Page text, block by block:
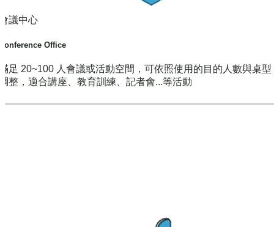
議中心
Office
足 20~100 人會議或活動空間，可依照使用的目的人數與桌型
整，適合講座、教育訓練、記者會...等活動